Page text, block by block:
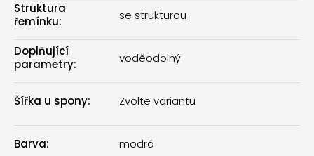
Struktura
řemínku: se strukturou
Doplňující
parametry: voděodolný
Šířka u spony: Zvolte variantu
Barva: modrá